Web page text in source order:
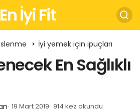
En İyi Fit
İyi yemek için ipuçları
En Sağlıklı
19 Mart 2019 914 kez okundu